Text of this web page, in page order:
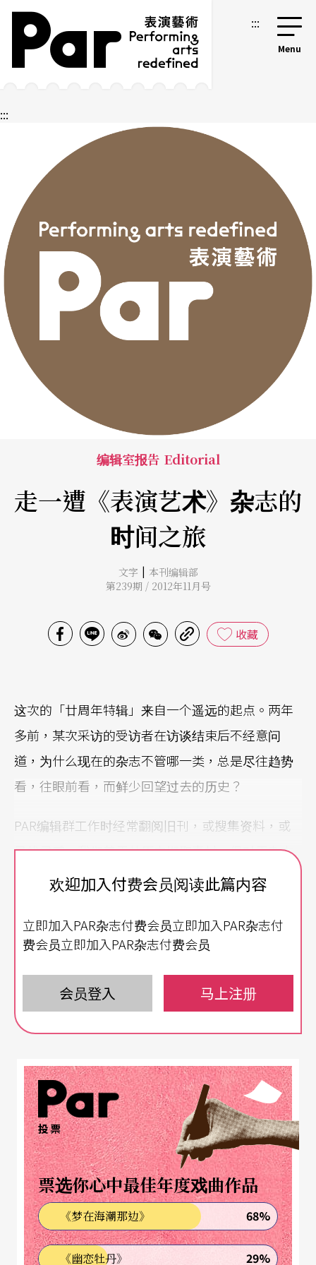
跳到主要内容区块
网站导览 :::
:::
编辑室报告 Editorial
走一遭《表演艺术》杂志的
时间之旅
文字 | 本刊编辑部
第239期 / 2012年11月号
收藏
这次的「廿周年特辑」来自一个遥远的起点。两年
多前，某次采访的受访者在访谈结束后不经意问
道，为什么现在的杂志不管哪一类，总是尽往趋势
看，往眼前看，而鲜少回望过去的历史？
PAR编辑群工作时经常翻阅旧刊，或搜集资料，或
寻找灵感。我们善于从历史撷取素材，但对于杂志
本身的历史，杂志累积了怎样的台湾表演艺术历
在讨论廿周年杂志专题的会议上，那句受访者的疑
们决定开采藏在两百卅八本杂志里的「宝藏」，这
么说并非敝帚自珍，而是开始专题工作后的深切体
实实地记录了廿年间、近三万页的台湾表演艺术发
展。
《表演艺术》杂志源于为「朝生暮死」的表演作品
留下记录，历年重大演出必然是回顾的基本配备，
我们以杂志出现、报导过的节目为选单，从初选、
复选、决选……进行多次马拉松会议后，点评罗列
了廿年的「最PAR演出」。纵然结果难免挂一漏
万，反映的却不是唯一、单向的标准，而是历任杂
欢迎加入付费会员阅读此篇内容
立即加入PAR杂志付费会员立即加入PAR杂志付
费会员立即加入PAR杂志付费会员
会员登入 马上注册
投票
票选你心中最佳年度戏曲作品
《梦在海潮那边》 68%
《幽恋牡丹》 29%